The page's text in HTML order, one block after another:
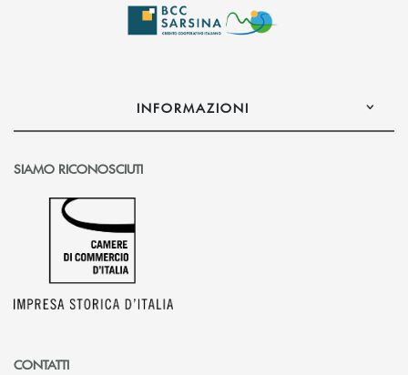
INFORMAZIONI
SIAMO RICONOSCIUTI
CONTATTI